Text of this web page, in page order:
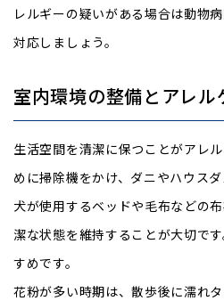
レルギーの疑いがある場合は動物
対応しましょう。
室内環境の整備とアレ
生活空間を清潔に保つことがアレ
めに掃除機をかけ、ダニやハウス
犬が使用するベッドや毛布などの
潔な状態を維持することが大切で
すめです。
花粉が多い時期は、散歩後に濡れ